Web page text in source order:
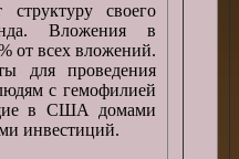
своего
Вложения в
от всех вложений.
для проведения
с гемофилией
в США домами
инвестиций.